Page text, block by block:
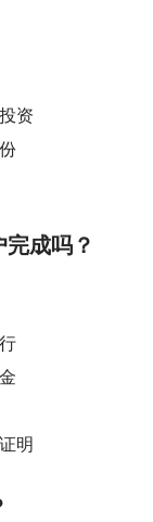
资
成吗？
明